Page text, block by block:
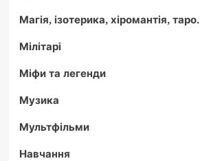
Магія, ізотерика, хіромантія, таро.
Мілітарі
Міфи та легенди
Музика
Мультфільми
Навчання